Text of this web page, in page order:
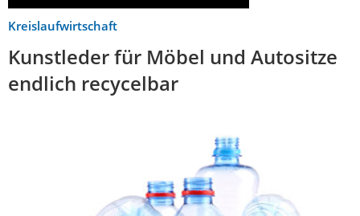
Kreislaufwirtschaft
Kunstleder für Möbel und Autositze
endlich recycelbar